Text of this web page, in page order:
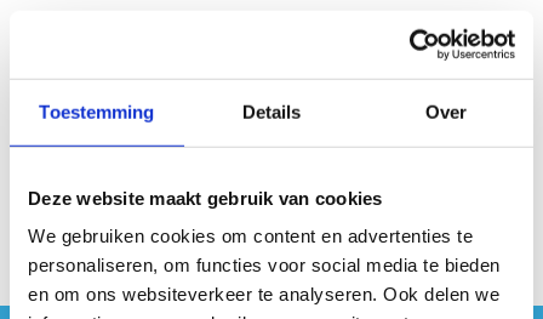
Toestemming Details Over
Deze website maakt gebruik van cookies
We gebruiken cookies om content en advertenties te
personaliseren, om functies voor social media te bieden
en om ons websiteverkeer te analyseren. Ook delen we